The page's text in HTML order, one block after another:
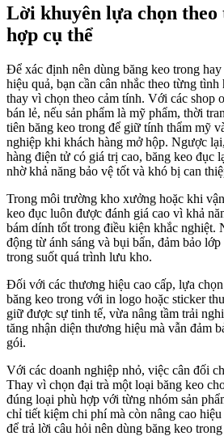
Lời khuyên lựa chọn
hợp cụ thể
Để xác định nên dùng băng keo trong
hiệu quả, bạn cần cân nhắc theo từng
thay vì chọn theo cảm tính. Với các shop
bán lẻ, nếu sản phẩm là mỹ phẩm, thời
tiên băng keo trong để giữ tính thẩm mỹ
nghiệp khi khách hàng mở hộp. Ngược
hàng điện tử có giá trị cao, băng keo đục
nhờ khả năng bảo vệ tốt và khó bị can
Trong môi trường kho xưởng hoặc khi
keo đục luôn được đánh giá cao vì khả
bám dính tốt trong điều kiện khắc nghiệt.
động từ ánh sáng và bụi bẩn, đảm bảo
trong suốt quá trình lưu kho.
Đối với các thương hiệu cao cấp, lựa
băng keo trong với in logo hoặc sticker
giữ được sự tinh tế, vừa nâng tầm trải
tăng nhận diện thương hiệu mà vẫn đảm
gói.
Với các doanh nghiệp nhỏ, việc cân đối
Thay vì chọn đại trà một loại băng keo
đúng loại phù hợp với từng nhóm sản
chỉ tiết kiệm chi phí mà còn nâng cao
để trả lời câu hỏi nên dùng băng keo